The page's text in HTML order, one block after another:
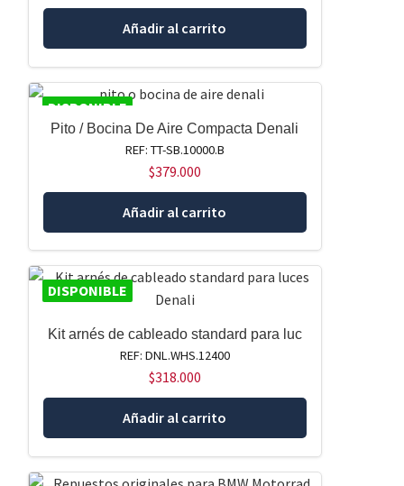
Añadir al carrito
DISPONIBLE
Pito / Bocina De Aire Compacta Denali
REF: TT-SB.10000.B
$379.000
Añadir al carrito
DISPONIBLE
Kit arnés de cableado standard para luc
REF: DNL.WHS.12400
$318.000
Añadir al carrito